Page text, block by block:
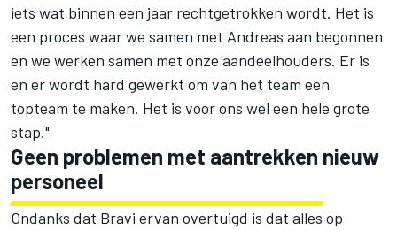
iets wat binnen een jaar rechtgetrokken wordt. Het is
een proces waar we samen met Andreas aan begonnen
en we werken samen met onze aandeelhouders. Er is
en er wordt hard gewerkt om van het team een
topteam te maken. Het is voor ons wel een hele grote
stap."
Geen problemen met aantrekken nieuw
personeel
Ondanks dat Bravi ervan overtuigd is dat alles op